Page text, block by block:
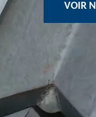
VOIR